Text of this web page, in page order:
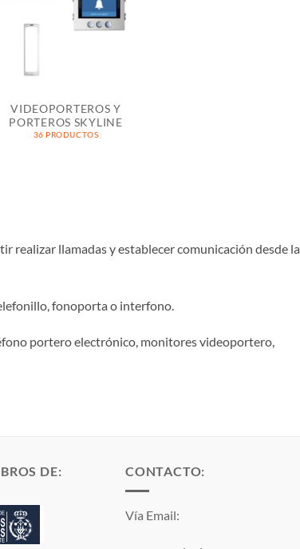
VIDEOPORTEROS Y
PORTEROS SKYLINE
36 PRODUCTOS
realizar llamadas y establecer comunicación desde la
fonoporta o interfono.
portero electrónico, monitores videoportero,
DE: CONTACTO:
Vía Email: